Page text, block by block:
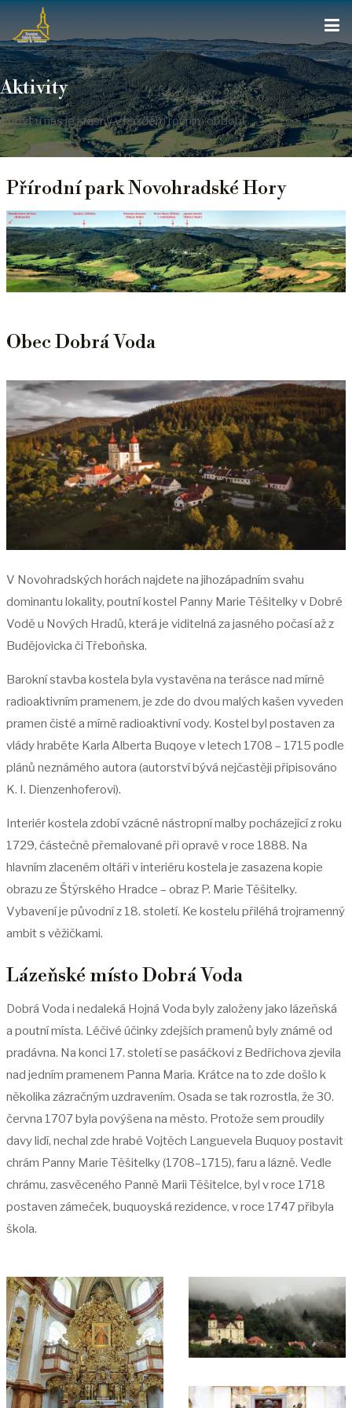
Aktivity
Pobyt u nás je krásný v každém ročním období
Přírodní park Novohradské Hory
Obec Dobrá Voda
V Novohradských horách najdete na jihozápadním svahu
dominantu lokality, poutní kostel Panny Marie Těšitelky v Dobré
Vodě u Nových Hradů, která je viditelná za jasného počasí až z
Budějovicka či Třeboňska.
Barokní stavba kostela byla vystavěna na terásce nad mírně
radioaktivním pramenem, je zde do dvou malých kašen vyveden
pramen čisté a mírně radioaktivní vody. Kostel byl postaven za
vlády hraběte Karla Alberta Buqoye v letech 1708 – 1715 podle
plánů neznámého autora (autorství bývá nejčastěji připisováno
K. I. Dienzenhoferovi).
Interiér kostela zdobí vzácné nástropní malby pocházející z roku
1729, částečně přemalované při opravě v roce 1888. Na
hlavním zlaceném oltáři v interiéru kostela je zasazena kopie
obrazu ze Štýrského Hradce – obraz P. Marie Těšitelky.
Vybavení je původní z 18. století. Ke kostelu přiléhá trojramenný
ambit s věžičkami.
Lázeňské místo Dobrá Voda
Dobrá Voda i nedaleká Hojná Voda byly založeny jako lázeňská
a poutní místa. Léčivé účinky zdejších pramenů byly známé od
pradávna. Na konci 17. století se pasáčkovi z Bedřichova zjevila
nad jedním pramenem Panna Maria. Krátce na to zde došlo k
několika zázračným uzdravením. Osada se tak rozrostla, že 30.
června 1707 byla povýšena na město. Protože sem proudily
davy lidí, nechal zde hrabě Vojtěch Languevela Buquoy postavit
chrám Panny Marie Těšitelky (1708–1715), faru a lázně. Vedle
chrámu, zasvěceného Panně Marii Těšitelce, byl v roce 1718
postaven zámeček, buquoyská rezidence, v roce 1747 přibyla
škola.